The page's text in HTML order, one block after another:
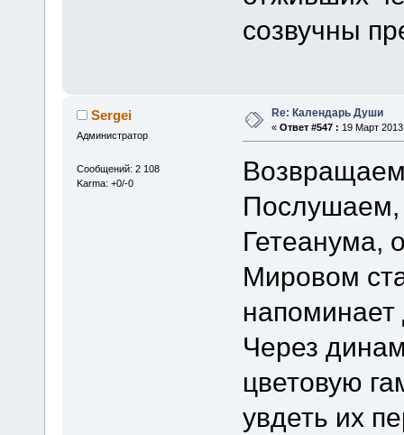
созвучны
Sergei
Администратор
Сообщений: 2 108
Karma: +0/-0
Re: Календарь Души
« Ответ #547 : 19 Март
Послушаем,
Гетеанума,
Мировом
напоминает
Через
цветовую
увдеть их